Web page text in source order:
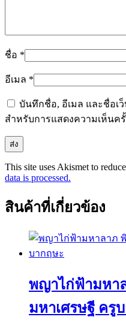
ชื่อ *
อีเมล *
บันทึกชื่อ, อีเมล และชื่อเ
สำหรับการแสดงความเห็นค
This site uses Akismet to
data is processed.
สินค้าที่เกี่ยวข้อง
พญาไก่ฟ้ามหา
มหาเศรษฐี ครู